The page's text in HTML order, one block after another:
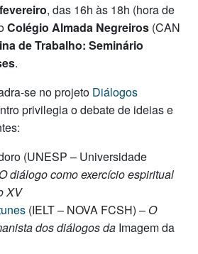
, das 16h às 18h (hora de
Colégio Almada Negreiros (CAN
de Trabalho: Seminário
.
se no projeto Diálogos
privilegia o debate de ideias e
(UNESP – Universidade
O diálogo como exercício espiritual
XV
(IELT – NOVA FCSH) – O
dos diálogos da Imagem da